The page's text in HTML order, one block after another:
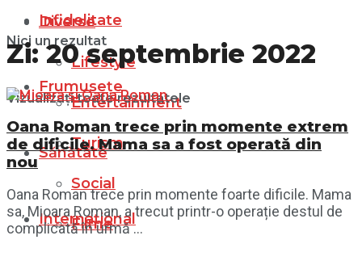
Diverse
Lifestyle
Entertainment
Turism
Social
Filme
Infidelitate
Frumusețe
Sănătate
Internațional
Nici un rezultat
Vizualizați toate rezultatele
Zi:20 septembrie 2022
Oana Roman trece prin momente extrem
de dificile. Mama sa a fost operată din
nou
Oana Roman trece prin momente foarte dificile. Mama
sa, Mioara Roman, a trecut printr-o operație destul de
complicată în urmă ...